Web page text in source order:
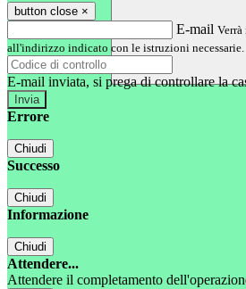
button close ×
E-mail
all'indirizzo indicato con le istruzioni necessarie.
E-mail inviata, si prega di controllare la
Errore
Chiudi
Successo
Chiudi
Informazione
Chiudi
Attendere...
Attendere il completamento